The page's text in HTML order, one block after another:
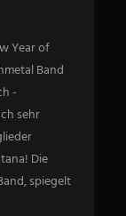
Year of
Band
-
sehr
Die
spiegelt